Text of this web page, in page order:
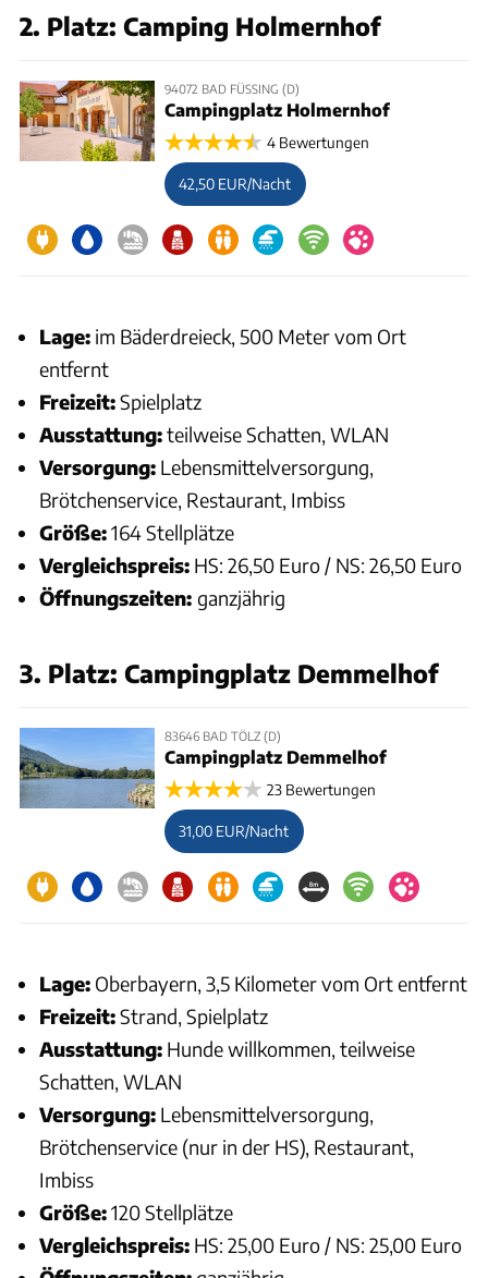
2. Platz: Camping Holmernhof
94072 BAD FÜSSING (D)
Campingplatz Holmernhof
4 Bewertungen
42,50 EUR/Nacht
Lage: im Bäderdreieck, 500 Meter vom Ort
entfernt
Freizeit:Spielplatz
Ausstattung:teilweise Schatten, WLAN
Versorgung: Lebensmittelversorgung,
Brötchenservice, Restaurant, Imbiss
Größe:164 Stellplätze
Vergleichspreis: HS: 26,50 Euro / NS: 26,50 Euro
Öffnungszeiten: ganzjährig
3. Platz: Campingplatz Demmelhof
83646 BAD TÖLZ (D)
Campingplatz Demmelhof
23 Bewertungen
31,00 EUR/Nacht
Lage: Oberbayern, 3,5 Kilometer vom Ort entfernt
Freizeit:Strand, Spielplatz
Ausstattung: Hunde willkommen, teilweise
Schatten, WLAN
Versorgung: Lebensmittelversorgung,
Brötchenservice (nur in der HS), Restaurant,
Imbiss
Größe:120 Stellplätze
Vergleichspreis: HS: 25,00 Euro / NS: 25,00 Euro